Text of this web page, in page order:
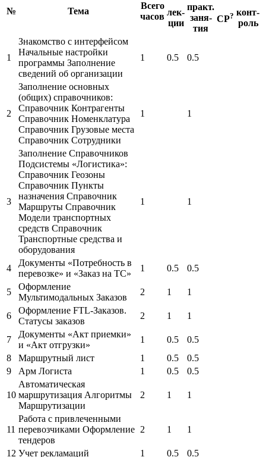
№ Тема
Всего
часов лек-
ции
практ.
заня-
тия
СР? конт-
роль
1
Знакомство с интерфейсом
Начальные настройки
программы Заполнение
сведений об организации
1 0.5 0.5
2
Заполнение основных
(общих) справочников:
Справочник Контрагенты
Справочник Номенклатура
Справочник Грузовые места
Справочник Сотрудники
1 1
3
Заполнение Справочников
Подсистемы «Логистика»:
Справочник Геозоны
Справочник Пункты
назначения Справочник
Маршруты Справочник
Модели транспортных
средств Справочник
Транспортные средства и
оборудования
1 1
4
Документы «Потребность в
перевозке» и «Заказ на ТС»
1 0.5 0.5
5
Оформление
Мультимодальных Заказов
2 1 1
6
Оформление FTL-Заказов.
Статусы заказов
2 1 1
7
Документы «Акт приемки»
и «Акт отгрузки»
1 0.5
0.5
8
Маршрутный лист 1 0.5
0.5
9
Арм Логиста 1 0.5 0.5
10
Автоматическая
маршрутизация Алгоритмы
Маршрутизации
2 1 1
11
Работа с привлеченными
перевозчиками Оформление
тендеров
2 1 1
12 Учет рекламаций 1 0.5
0.5